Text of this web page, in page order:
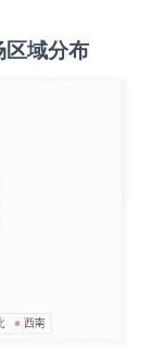
区域分布